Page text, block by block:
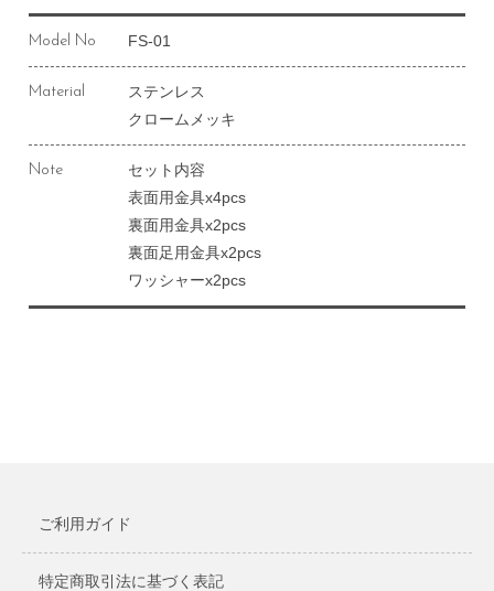
Model No FS-01
Material
ステンレス
クロームメッキ
Note
セット内容
表面用金具x4pcs
裏面用金具x2pcs
裏面足用金具x2pcs
ワッシャーx2pcs
ご利用ガイド
特定商取引法に基づく表記